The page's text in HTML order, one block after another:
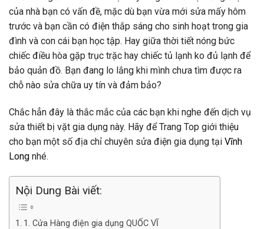
của nhà bạn có vấn đề, mặc dù bạn vừa mới sửa mấy hôm
trước và bạn cần có điện thắp sáng cho sinh hoạt trong gia
đình và con cái bạn học tập. Hay giữa thời tiết nóng bức
chiếc điều hòa gặp trục trặc hay chiếc tủ lạnh ko đủ lạnh để
bảo quản đồ. Bạn đang lo lắng khi mình chưa tìm được ra
chỗ nào sửa chữa uy tín và đảm bảo?
Chắc hẳn đây là thắc mắc của các bạn khi nghe đến dịch vụ
sửa thiết bị vặt gia dụng này. Hãy để Trang Top giới thiệu
cho bạn một số địa chỉ chuyên sửa điện gia dụng tại Vĩnh
Long nhé.
Nội Dung Bài viết:
1. Cửa Hàng điện gia dụng QUỐC VĨ